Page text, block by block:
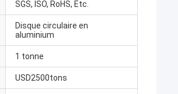
SGS, ISO, RoHS, Etc.
Disque circulaire en
aluminium
1 tonne
USD2500tons